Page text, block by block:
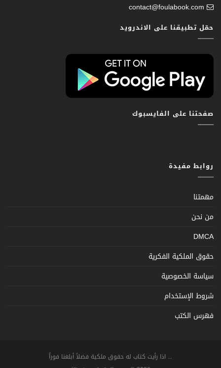
contact@foulabook.com
حمّل تطبيقنا على الاندرويد
صفحتنا على الفايسبوك
روابط مفيدة
مهمتنا
من نحن
DMCA
حقوق الملكية الفكرية
سياسة الخصوصية
شروط الإستخدام
فهرس الكتب
... اذا رأيت كتاب له حقوق ملكية فضلاً أبلغنا فوراً